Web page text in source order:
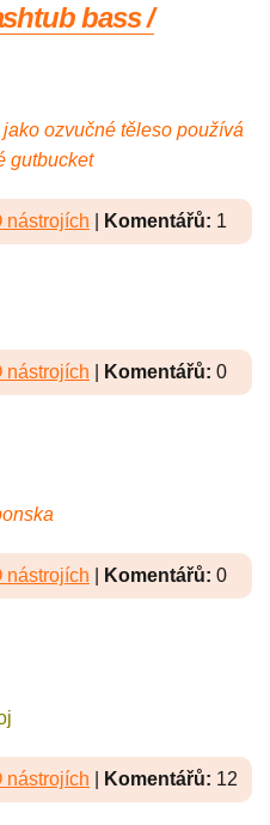
bass /
ozvučné těleso používá
gutbucket
nástrojích Komentářů: 1
nástrojích Komentářů: 0
nástrojích Komentářů: 0
nástrojích Komentářů: 12